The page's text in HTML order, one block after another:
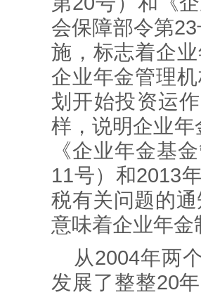
会保障部令第
施，标志着企
企业年金管理
划开始投资运
样，说明企业
《企业年金基
11号）和2013
税有关问题的
意味着企业年
从2004年两
发展了整整20